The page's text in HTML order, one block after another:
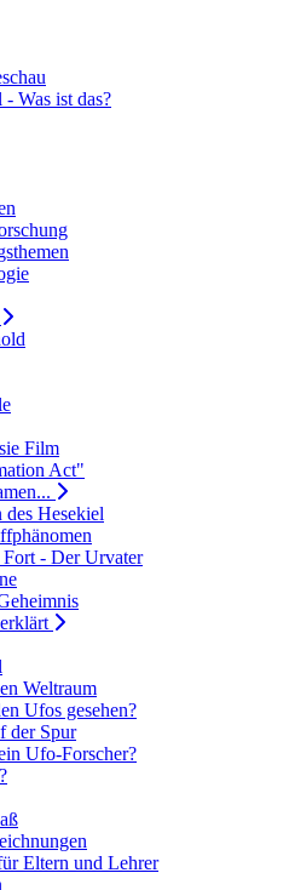
Was ist das?
Film
Act"
Hesekiel
- Der Urvater
Weltraum
Ufos gesehen?
der Spur
Ufo-Forscher?
Eltern und Lehrer